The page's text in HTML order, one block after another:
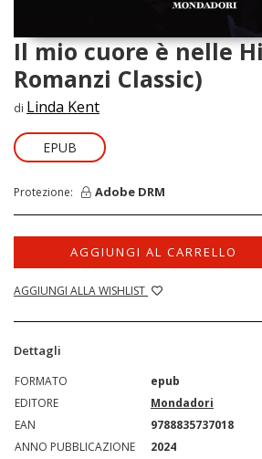
Il mio cuore è nelle
Romanzi Classic)
di Linda Kent
EPUB
Protezione: Adobe DRM
AGGIUNGI AL CARRELLO
AGGIUNGI ALLA WISHLIST
Dettagli
FORMATO
epub
EDITORE
Mondadori
EAN
9788835737018
ANNO PUBBLICAZIONE
2024